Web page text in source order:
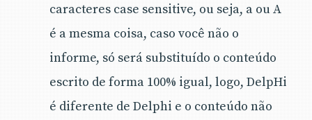
caracteres case sensitive, ou seja, a ou A
é a mesma coisa, caso você não o
informe, só será substituído o conteúdo
escrito de forma 100% igual, logo, DelpHi
é diferente de Delphi e o conteúdo não